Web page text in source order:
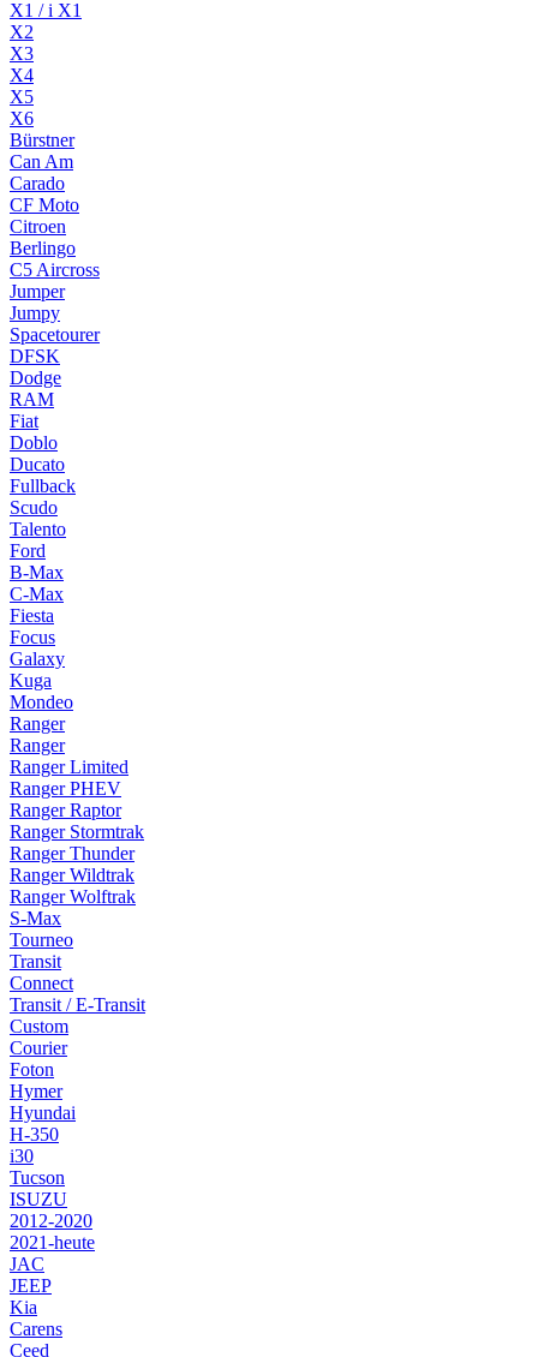
X1 / i X1
X2
X3
X4
X5
X6
Bürstner
Can Am
Carado
CF Moto
Citroen
Berlingo
C5 Aircross
Jumper
Jumpy
Spacetourer
DFSK
Dodge
RAM
Fiat
Doblo
Ducato
Fullback
Scudo
Talento
Ford
B-Max
C-Max
Fiesta
Focus
Galaxy
Kuga
Mondeo
Ranger
Ranger
Ranger Limited
Ranger PHEV
Ranger Raptor
Ranger Stormtrak
Ranger Thunder
Ranger Wildtrak
Ranger Wolftrak
S-Max
Tourneo
Transit
Connect
Transit / E-Transit
Custom
Courier
Foton
Hymer
Hyundai
H-350
i30
Tucson
ISUZU
2012-2020
2021-heute
JAC
JEEP
Kia
Carens
Ceed